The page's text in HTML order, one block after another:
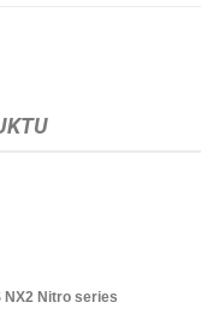
Nitro series